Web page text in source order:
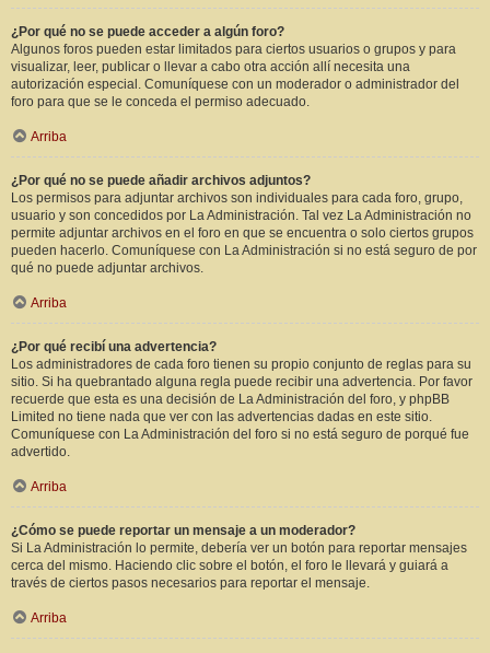
¿Por qué no se puede acceder a algún foro?
Algunos foros pueden estar limitados para ciertos usuarios o grupos y para
visualizar, leer, publicar o llevar a cabo otra acción allí necesita una
autorización especial. Comuníquese con un moderador o administrador del
foro para que se le conceda el permiso adecuado.
Arriba
¿Por qué no se puede añadir archivos adjuntos?
Los permisos para adjuntar archivos son individuales para cada foro, grupo,
usuario y son concedidos por La Administración. Tal vez La Administración no
permite adjuntar archivos en el foro en que se encuentra o solo ciertos grupos
pueden hacerlo. Comuníquese con La Administración si no está seguro de por
qué no puede adjuntar archivos.
Arriba
¿Por qué recibí una advertencia?
Los administradores de cada foro tienen su propio conjunto de reglas para su
sitio. Si ha quebrantado alguna regla puede recibir una advertencia. Por favor
recuerde que esta es una decisión de La Administración del foro, y phpBB
Limited no tiene nada que ver con las advertencias dadas en este sitio.
Comuníquese con La Administración del foro si no está seguro de porqué fue
advertido.
Arriba
¿Cómo se puede reportar un mensaje a un moderador?
Si La Administración lo permite, debería ver un botón para reportar mensajes
cerca del mismo. Haciendo clic sobre el botón, el foro le llevará y guiará a
través de ciertos pasos necesarios para reportar el mensaje.
Arriba